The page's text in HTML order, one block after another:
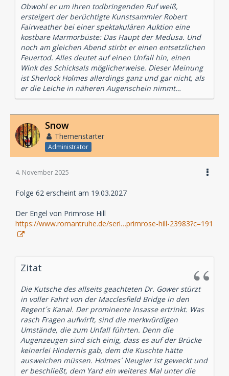
Obwohl er um ihren todbringenden Ruf weiß,
ersteigert der berüchtigte Kunstsammler Robert
Fairweather bei einer spektakulären Auktion eine
kostbare Marmorbüste: Das Haupt der Medusa. Und
noch am gleichen Abend stirbt er einen entsetzlichen
Feuertod. Alles deutet auf einen Unfall hin, einen
Wink des Schicksals möglicherweise. Dieser Meinung
ist Sherlock Holmes allerdings ganz und gar nicht, als
er die Leiche in näheren Augenschein nimmt…
Snow
Themenstarter
Administrator
4. November 2025
Folge 62 erscheint am 19.03.2027
Der Engel von Primrose Hill
https://www.romantruhe.de/seri…primrose-hill-23983?c=191
Zitat
Die Kutsche des allseits geachteten Dr. Gower stürzt
in voller Fahrt von der Macclesfield Bridge in den
Regent´s Kanal. Der prominente Insasse ertrinkt. Was
rasch Fragen aufwirft, sind die merkwürdigen
Umstände, die zum Unfall führten. Denn die
Augenzeugen sind sich einig, dass es auf der Brücke
keinerlei Hindernis gab, dem die Kuschte hätte
ausweichen müssen. Holmes´ Neugier ist geweckt und
er beschließt, dem Yard ein weiteres Mal unter die